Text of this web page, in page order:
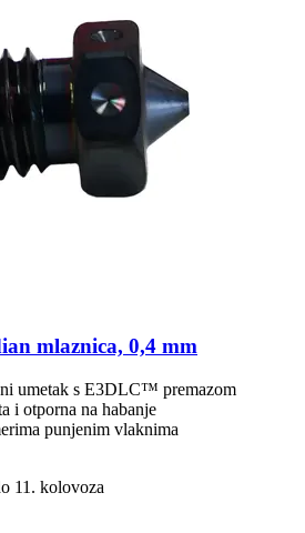
mlaznica, 0,4 mm
umetak s E3DLC™ premazom
i otporna na habanje
punjenim vlaknima
11. kolovoza